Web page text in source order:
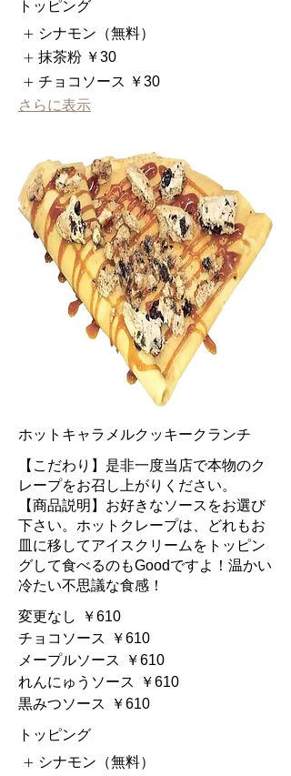
トッピング
シナモン（無料）
抹茶粉 ￥30
チョコソース ￥30
さらに表示
ホットキャラメルクッキークランチ
【こだわり】是非一度当店で本物のク
レープをお召し上がりください。
【商品説明】お好きなソースをお選び
下さい。ホットクレープは、どれもお
皿に移してアイスクリームをトッピン
グして食べるのもGoodですよ！温かい
冷たい不思議な食感！
変更なし
￥610
チョコソース
￥610
メープルソース
￥610
れんにゅうソース
￥610
黒みつソース
￥610
トッピング
シナモン（無料）